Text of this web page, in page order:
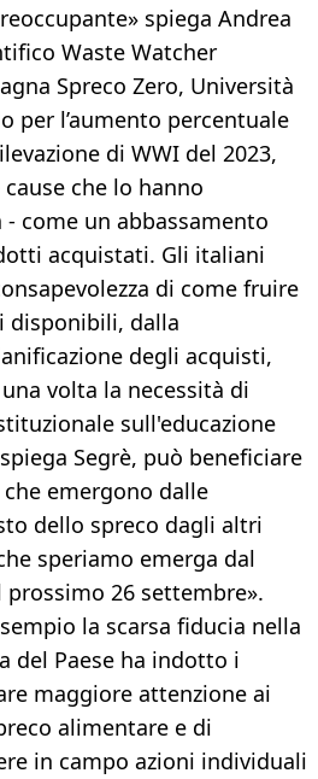
spiega Andrea
Waste Watcher
Spreco Zero, Università
per l’aumento percentuale
di WWI del 2023,
che lo hanno
come un abbassamento
acquistati. Gli italiani
di come fruire
disponibili, dalla
degli acquisti,
volta la necessità di
sull'educazione
Segrè, può beneficiare
emergono dalle
dello spreco dagli altri
speriamo emerga dal
26 settembre».
la scarsa fiducia nella
del Paese ha indotto i
maggiore attenzione ai
alimentare e di
in campo azioni individuali